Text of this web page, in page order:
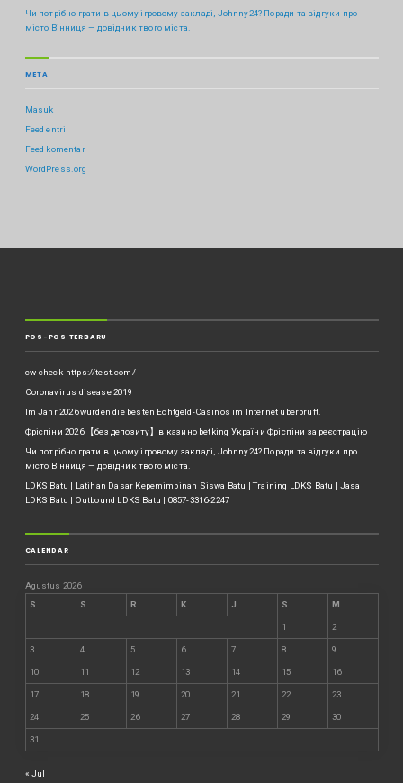
Чи потрібно грати в цьому ігровому закладі, Johnny24? Поради та відгуки про
місто Вінниця — довідник твого міста.
META
Masuk
Feed entri
Feed komentar
WordPress.org
POS-POS TERBARU
cw-check-https://test.com/
Coronavirus disease 2019
Im Jahr 2026 wurden die besten Echtgeld-Casinos im Internet überprüft.
Фріспіни 2026 【без депозиту】в казино betking України ️Фріспіни за реєстрацію
Чи потрібно грати в цьому ігровому закладі, Johnny24? Поради та відгуки про
місто Вінниця — довідник твого міста.
LDKS Batu | Latihan Dasar Kepemimpinan Siswa Batu | Training LDKS Batu | Jasa
LDKS Batu | Outbound LDKS Batu | 0857-3316-2247
CALENDAR
Agustus 2026
S
S R K J S M
1 2
3 4 5 6 7 8 9
10 11 12 13 14 15 16
17 18 19 20 21 22 23
24 25 26 27 28 29 30
31
« Jul